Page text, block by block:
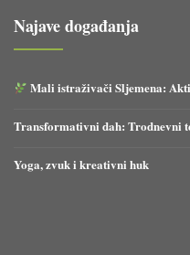
Najave događanja
Mali istraživači Sljemena:
Transformativni dah: Trodnevni
Yoga, zvuk i kreativni huk